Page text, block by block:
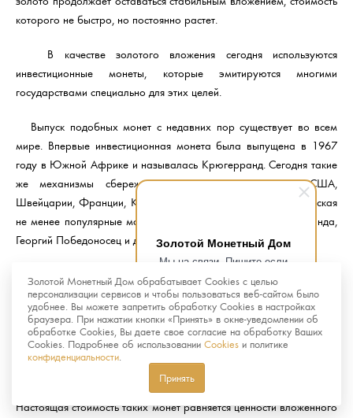
Золотой Монетный Дом
Мы на связи. Пишите если
возникнут любые вопросы.
Рады помочь.
которого не быстро, но постоянно растет.
В качестве золотого вложения сегодня используются
инвестиционные монеты, которые эмитируются многими
государствами специально для этих целей.
Выпуск подобных монет с недавних пор существует во всем
мире. Впервые инвестиционная монета была выпущена в 1967
году в Южной Африке и называлась Крюгерранд. Сегодня такие
же механизмы сбережения существуют в Австрии, США,
Швейцарии, Франции, Китае, России и других странах, выпуская
не менее популярные монеты: Филармоникер, Буффало, Панда,
Георгий Победоносец и др.
Обязательным условием причисления монет к инвестиционным
является либо наличие номинала монеты в денежных единицах
государства-эмитента, либо законодательное придание монете
статуса инвестиционной. Т.е. теоретически золотой
инвестиционной монетой можно расплатиться по номиналу за
любую покупку. Конечно же, номинал инвестиционной монеты и
цена инвестиционной монеты – это две большие разницы.
Настоящая стоимость таких монет равняется ценности вложенного
Золотой Монетный Дом обрабатывает Cookies с целью
персонализации сервисов и чтобы пользоваться веб-сайтом было
удобнее. Вы можете запретить обработку Cookies в настройках
браузера. При нажатии кнопки «Принять» в окне-уведомлении об
обработке Cookies, Вы даете свое согласие на обработку Ваших
Cookies. Подробнее об использовании Cookies и политике
конфиденциальности
Принять